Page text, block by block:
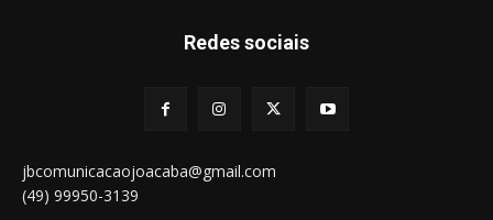
Redes sociais
jbcomunicacaojoacaba@gmail.com
(49) 99950-3139